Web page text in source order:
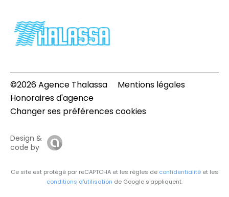
©2026 Agence Thalassa
Mentions légales
Honoraires d'agence
Changer ses préférences cookies
Design &
code by
Ce site est protégé par reCAPTCHA et les règles de confidentialité et les
conditions d'utilisation de Google s'appliquent.